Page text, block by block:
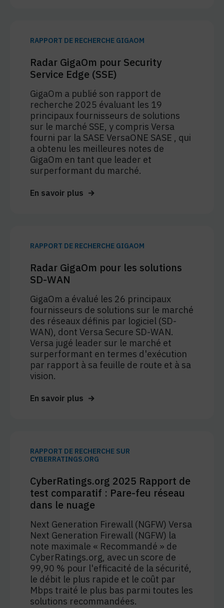
RAPPORT DE RECHERCHE GIGAOM
Radar GigaOm pour Security
Service Edge (SSE)
GigaOm a publié son rapport de
recherche 2025 évaluant les 19
principaux fournisseurs de solutions
sur le marché SSE, y compris Versa
fourni par la SASE VersaONE SASE , qui
a obtenu les meilleures notes de
GigaOm en tant que leader et
surperformant du marché.
En savoir plus
RAPPORT DE RECHERCHE GIGAOM
Radar GigaOm pour les solutions
SD-WAN
GigaOm a évalué les 26 principaux
fournisseurs de solutions sur le marché
des réseaux définis par logiciel (SD-
WAN), dont Versa Secure SD-WAN.
Versa jugé leader sur le marché et
surperformant en termes d'exécution
par rapport à sa feuille de route et à sa
vision.
En savoir plus
RAPPORT DE RECHERCHE SUR
CYBERRATINGS.ORG
CyberRatings.org 2025 Rapport de
test comparatif : Pare-feu réseau
dans le nuage
Next Generation Firewall (NGFW) Versa
Next Generation Firewall (NGFW) la
note maximale « Recommandé » de
CyberRatings.org, avec un score de
99,90 % pour l'efficacité de la sécurité,
le débit le plus rapide et le coût par
Mbps traité le plus bas parmi toutes les
solutions recommandées.